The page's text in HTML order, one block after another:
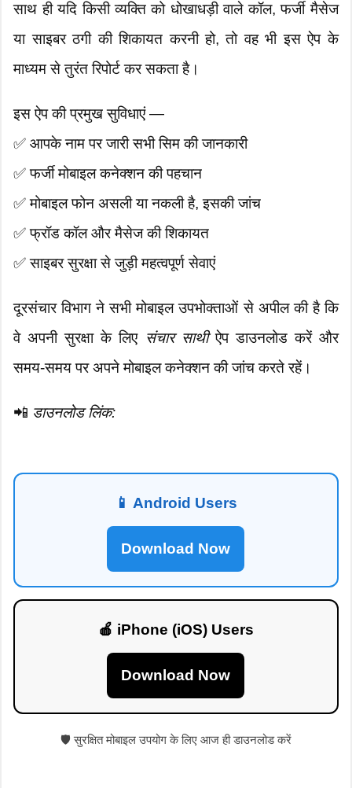
साथ ही यदि किसी व्यक्ति को धोखाधड़ी वाले कॉल, फर्जी मैसेज
या साइबर ठगी की शिकायत करनी हो, तो वह भी इस ऐप के
माध्यम से तुरंत रिपोर्ट कर सकता है।
इस ऐप की प्रमुख सुविधाएं —
✅ आपके नाम पर जारी सभी सिम की जानकारी
✅ फर्जी मोबाइल कनेक्शन की पहचान
✅ मोबाइल फोन असली या नकली है, इसकी जांच
✅ फ्रॉड कॉल और मैसेज की शिकायत
✅ साइबर सुरक्षा से जुड़ी महत्वपूर्ण सेवाएं
दूरसंचार विभाग ने सभी मोबाइल उपभोक्ताओं से अपील की है कि
वे अपनी सुरक्षा के लिए संचार साथीऐप डाउनलोड करें और
समय-समय पर अपने मोबाइल कनेक्शन की जांच करते रहें।
📲 डाउनलोड लिंक:
📱 Android Users
Download Now
🍎 iPhone (iOS) Users
Download Now
🛡️ सुरक्षित मोबाइल उपयोग के लिए आज ही डाउनलोड करें